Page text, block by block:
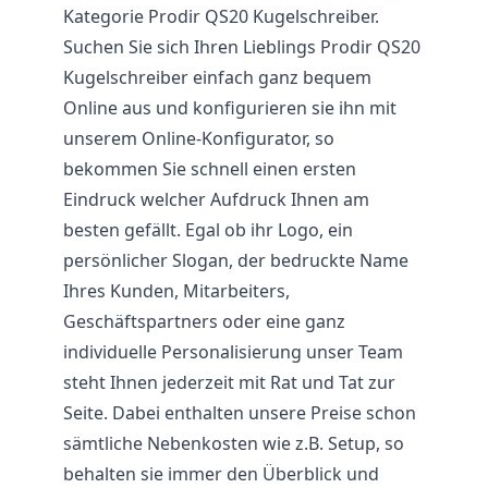
Kategorie Prodir QS20 Kugelschreiber.
Suchen Sie sich Ihren Lieblings Prodir QS20
Kugelschreiber einfach ganz bequem
Online aus und konfigurieren sie ihn mit
unserem Online-Konfigurator, so
bekommen Sie schnell einen ersten
Eindruck welcher Aufdruck Ihnen am
besten gefällt. Egal ob ihr Logo, ein
persönlicher Slogan, der bedruckte Name
Ihres Kunden, Mitarbeiters,
Geschäftspartners oder eine ganz
individuelle Personalisierung unser Team
steht Ihnen jederzeit mit Rat und Tat zur
Seite. Dabei enthalten unsere Preise schon
sämtliche Nebenkosten wie z.B. Setup, so
behalten sie immer den Überblick und